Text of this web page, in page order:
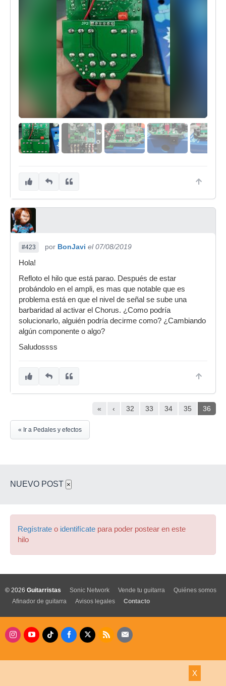
#423 por BonJavi el 07/08/2019
Hola!
Refloto el hilo que está parao. Después de estar
probándolo en el ampli, es mas que notable que es
problema está en que el nivel de señal se sube una
barbaridad al activar el Chorus. ¿Como podría
solucionarlo, alguién podría decirme como? ¿Cambiando
algún componente o algo?
Saludossss
« ‹ 32 33 34 35 36
« Ir a Pedales y efectos
NUEVO POST ×
Regístrate o identifícate para poder postear en este
hilo
X
© 2026 Guitarristas Sonic Network Vende tu guitarra
Quiénes somos
Afinador de guitarra
Avisos legales Contacto